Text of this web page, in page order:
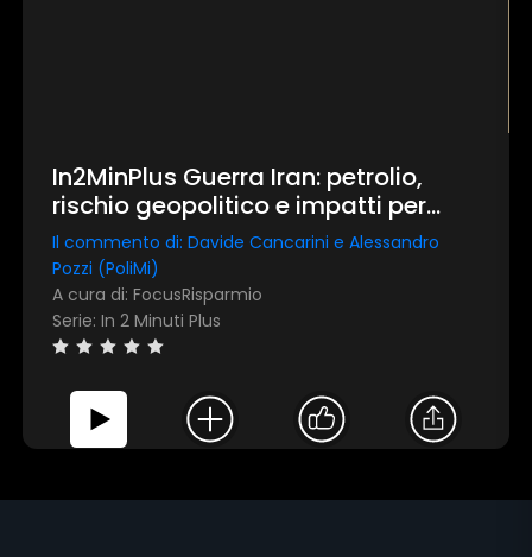
In2MinPlus Guerra Iran: petrolio,
rischio geopolitico e impatti per
l’Europa
Il commento di: Davide Cancarini e Alessandro
Pozzi (PoliMi)
A cura di: FocusRisparmio
Serie: In 2 Minuti Plus